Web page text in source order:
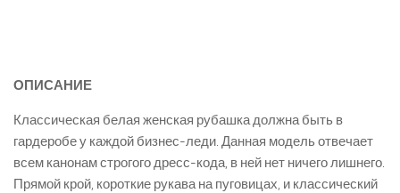
ОПИСАНИЕ
Классическая белая женская рубашка должна быть в
гардеробе у каждой бизнес-леди. Данная модель отвечает
всем канонам строгого дресс-кода, в ней нет ничего лишнего.
Прямой крой, короткие рукава на пуговицах, и классический